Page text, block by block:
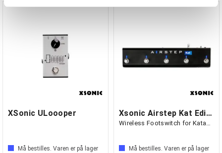
XSonic ULoooper
Må bestilles. Varen er på lager
Xsonic Airstep Kat Edition
Wireless Footswitch for Katana Amps
Må bestilles. Varen er på lager